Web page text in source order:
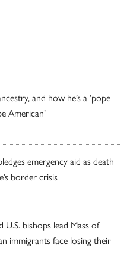
and how he’s a ‘pope
American’
emergency aid as death
border crisis
U.S. bishops lead Mass of
immigrants face losing their